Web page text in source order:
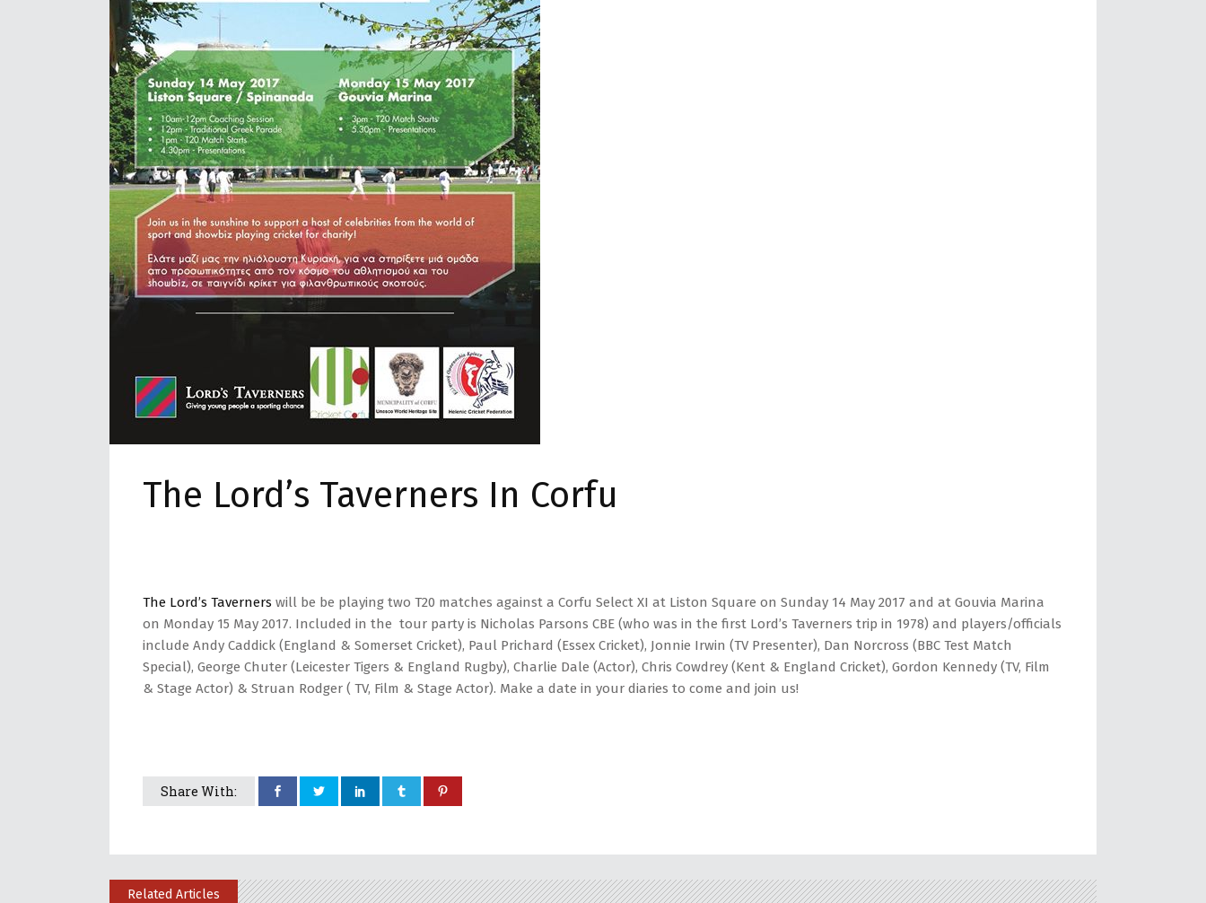
The Lord’s Taverners In Corfu
The Lord’s Taverners will be be playing two T20 matches against a Corfu Select XI at Liston Square on Sunday 14 May 2017 and at Gouvia Marina
on Monday 15 May 2017. Included in the tour party is Nicholas Parsons CBE (who was in the first Lord’s Taverners trip in 1978) and players/officials
include Andy Caddick (England & Somerset Cricket), Paul Prichard (Essex Cricket), Jonnie Irwin (TV Presenter), Dan Norcross (BBC Test Match
Special), George Chuter (Leicester Tigers & England Rugby), Charlie Dale (Actor), Chris Cowdrey (Kent & England Cricket), Gordon Kennedy (TV, Film
& Stage Actor) & Struan Rodger ( TV, Film & Stage Actor). Make a date in your diaries to come and join us!
Share With:
Related Articles